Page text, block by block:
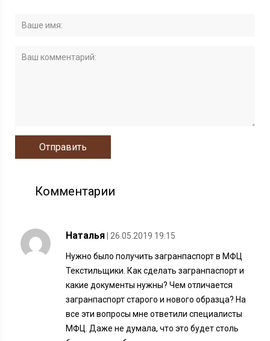
Комментарии
Наталья | 26.05.2019 19:15
Нужно было получить загранпаспорт в МФЦ
Текстильщики. Как сделать загранпаспорт и
какие документы нужны? Чем отличается
загранпаспорт старого и нового образца? На
все эти вопросы мне ответили специалисты
МФЦ. Даже не думала, что это будет столь